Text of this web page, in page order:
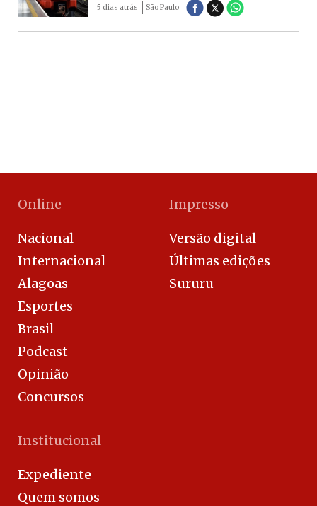
5 dias atrás São Paulo
Online
Nacional
Internacional
Alagoas
Esportes
Brasil
Podcast
Opinião
Concursos
Impresso
Versão digital
Últimas edições
Sururu
Institucional
Expediente
Quem somos